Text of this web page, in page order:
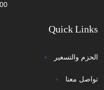
Quick Links
الحزم والتسعير
تواصل معنا